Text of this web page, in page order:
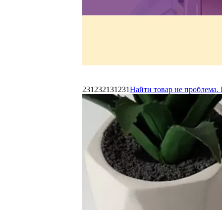
231232131231Найти товар не проблема.